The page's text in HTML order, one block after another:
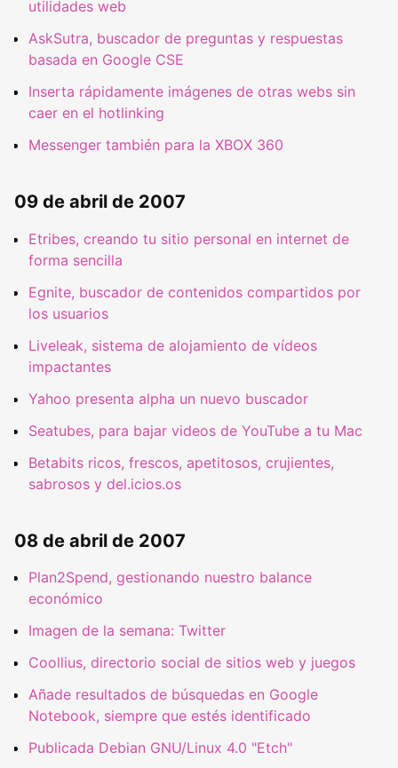
utilidades web
AskSutra, buscador de preguntas y respuestas
basada en Google CSE
Inserta rápidamente imágenes de otras webs sin
caer en el hotlinking
Messenger también para la XBOX 360
09 de abril de 2007
Etribes, creando tu sitio personal en internet de
forma sencilla
Egnite, buscador de contenidos compartidos por
los usuarios
Liveleak, sistema de alojamiento de vídeos
impactantes
Yahoo presenta alpha un nuevo buscador
Seatubes, para bajar videos de YouTube a tu Mac
Betabits ricos, frescos, apetitosos, crujientes,
sabrosos y del.icios.os
08 de abril de 2007
Plan2Spend, gestionando nuestro balance
económico
Imagen de la semana: Twitter
Coollius, directorio social de sitios web y juegos
Añade resultados de búsquedas en Google
Notebook, siempre que estés identificado
Publicada Debian GNU/Linux 4.0 "Etch"